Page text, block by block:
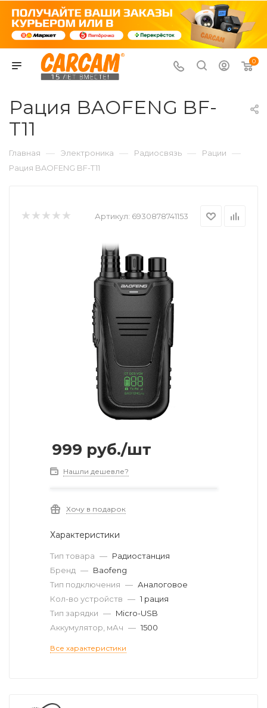
0
Рация BAOFENG BF-
T11
Главная — Электроника — Радиосвязь — Рации —
Рация BAOFENG BF-T11
Артикул: 6930878741153
999 руб./шт
Нашли дешевле?
Хочу в подарок
Характеристики
Тип товара — Радиостанция
Бренд — Baofeng
Тип подключения — Аналоговое
Кол-во устройств — 1 рация
Тип зарядки — Micro-USB
Аккумулятор, мАч — 1500
Все характеристики